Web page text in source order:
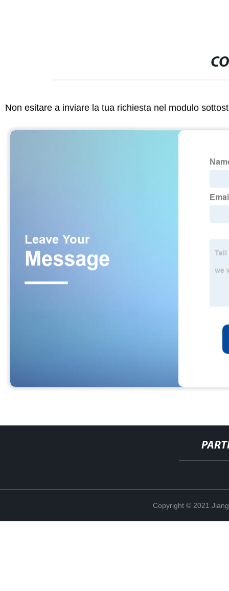
Non esitare a inviare la tua richiesta nel modulo
Copyright © 2021